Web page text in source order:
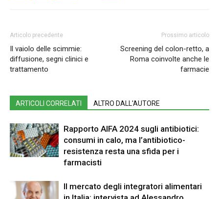
Articolo precedente
Il vaiolo delle scimmie:
diffusione, segni clinici e
trattamento
Prossimo articolo
Screening del colon-retto, a
Roma coinvolte anche le
farmacie
ARTICOLI CORRELATI ALTRO DALL'AUTORE
Rapporto AIFA 2024 sugli antibiotici:
consumi in calo, ma l’antibiotico-
resistenza resta una sfida per i
farmacisti
Il mercato degli integratori alimentari